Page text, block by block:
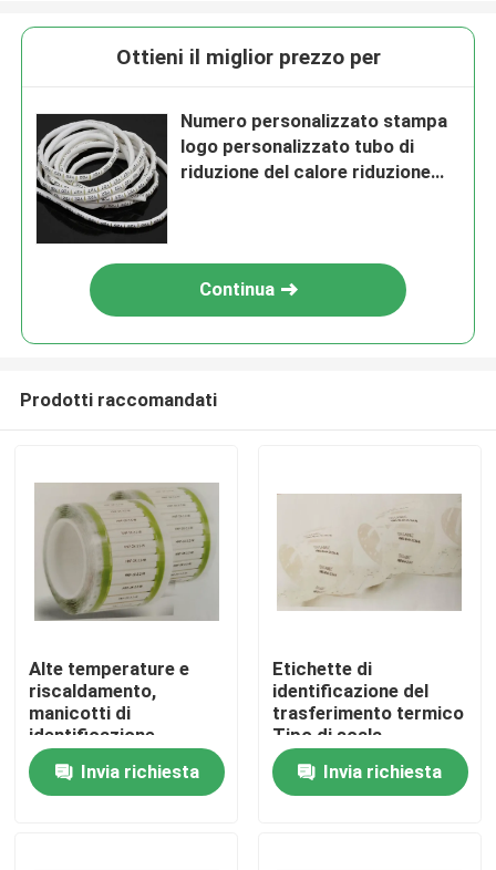
Casa
Prodotti
Ottieni il miglior prezzo per
Numero personalizzato stampa
logo personalizzato tubo di
riduzione del calore riduzione
Continua
Prodotti raccomandati
Alte temperature e
riscaldamento,
manicotti di
identificazione
riduttibili, rapporto di
riduzione 2:1, tubi di
identificazione ridotti
Invia richiesta
Etichette di
identificazione del
trasferimento termico
Tipo di scala
Invia richiesta